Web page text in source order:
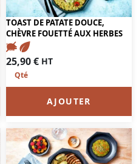
TOAST DE PATATE DOUCE,
CHÈVRE FOUETTÉ AUX HERBES
25,90€ HT
AJOUTER